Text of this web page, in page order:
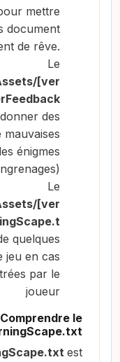
mettre
document
de rêve.
Le
[ver
des
énigmes
Le
[ver
quelques
jeu en cas
par le
joueur
Comprendre le
est